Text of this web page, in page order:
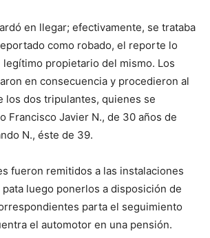
en llegar; efectivamente, se trataba
como robado, el reporte lo
legítimo propietario del mismo. Los
en consecuencia y procedieron al
los dos tripulantes, quienes se
Francisco Javier N., de 30 años de
N., éste de 39.
fueron remitidos a las instalaciones
luego ponerlos a disposición de
parta el seguimiento
el automotor en una pensión.